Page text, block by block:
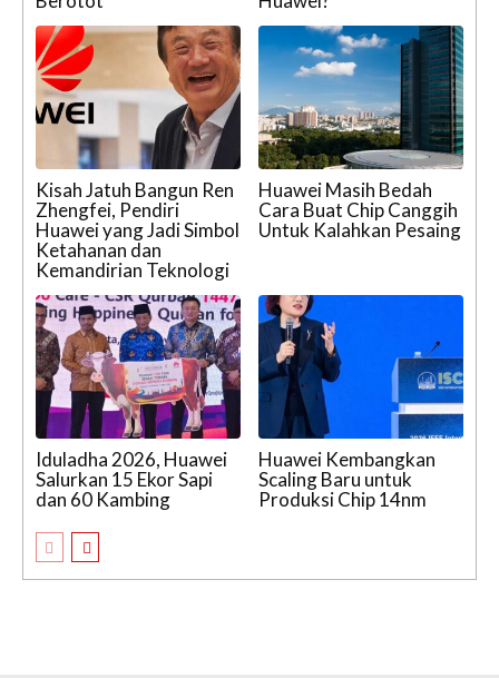
Kisah Jatuh Bangun Ren
Zhengfei, Pendiri
Huawei yang Jadi Simbol
Ketahanan dan
Kemandirian Teknologi
Huawei Masih Bedah
Cara Buat Chip Canggih
Untuk Kalahkan Pesaing
Iduladha 2026, Huawei
Salurkan 15 Ekor Sapi
dan 60 Kambing
Huawei Kembangkan
Scaling Baru untuk
Produksi Chip 14nm